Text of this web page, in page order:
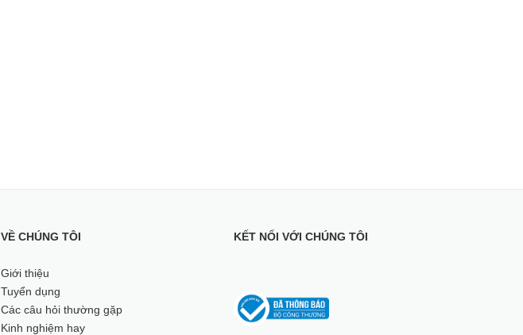
VỀ CHÚNG TÔI
Giới thiệu
Tuyển dụng
Các câu hỏi thường gặp
Kinh nghiệm hay
KẾT NỐI VỚI CHÚNG TÔI